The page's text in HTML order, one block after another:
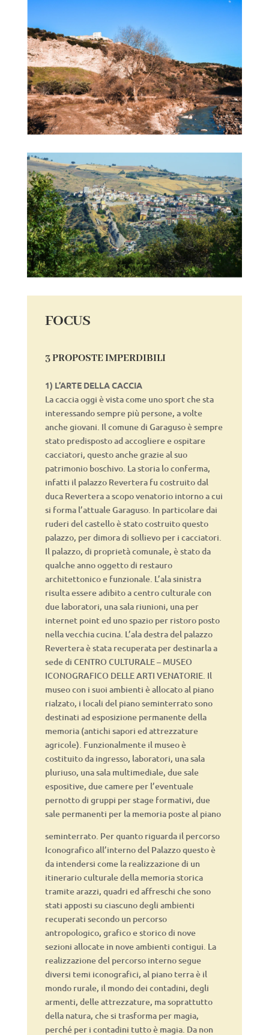
FOCUS
3 PROPOSTE IMPERDIBILI
1) L’ARTE DELLA CACCIA
La caccia oggi è vista come uno sport che sta
interessando sempre più persone, a volte
anche giovani. Il comune di Garaguso è sempre
stato predisposto ad accogliere e ospitare
cacciatori, questo anche grazie al suo
patrimonio boschivo. La storia lo conferma,
infatti il palazzo Revertera fu costruito dal
duca Revertera a scopo venatorio intorno a cui
si forma l’attuale Garaguso. In particolare dai
ruderi del castello è stato costruito questo
palazzo, per dimora di sollievo per i cacciatori.
Il palazzo, di proprietà comunale, è stato da
qualche anno oggetto di restauro
architettonico e funzionale. L’ala sinistra
risulta essere adibito a centro culturale con
due laboratori, una sala riunioni, una per
internet point ed uno spazio per ristoro posto
nella vecchia cucina. L’ala destra del palazzo
Revertera è stata recuperata per destinarla a
sede di CENTRO CULTURALE – MUSEO
ICONOGRAFICO DELLE ARTI VENATORIE. Il
museo con i suoi ambienti è allocato al piano
rialzato, i locali del piano seminterrato sono
destinati ad esposizione permanente della
memoria (antichi sapori ed attrezzature
agricole). Funzionalmente il museo è
costituito da ingresso, laboratori, una sala
pluriuso, una sala multimediale, due sale
espositive, due camere per l’eventuale
pernotto di gruppi per stage formativi, due
sale permanenti per la memoria poste al piano
seminterrato. Per quanto riguarda il percorso
Iconografico all’interno del Palazzo questo è
da intendersi come la realizzazione di un
itinerario culturale della memoria storica
tramite arazzi, quadri ed affreschi che sono
stati apposti su ciascuno degli ambienti
recuperati secondo un percorso
antropologico, grafico e storico di nove
sezioni allocate in nove ambienti contigui. La
realizzazione del percorso interno segue
diversi temi iconografici, al piano terra è il
mondo rurale, il mondo dei contadini, degli
armenti, delle attrezzature, ma soprattutto
della natura, che si trasforma per magia,
perché per i contadini tutto è magia. Da non